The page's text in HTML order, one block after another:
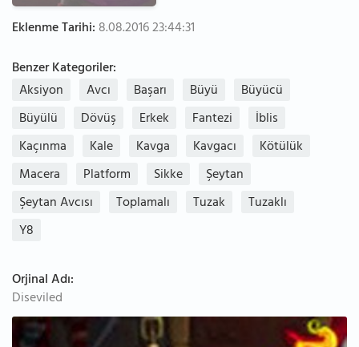
Eklenme Tarihi: 8.08.2016 23:44:31
Benzer Kategoriler:
Aksiyon
Avcı Başarı Büyü
Büyücü
Büyülü
Dövüş Erkek Fantezi
İblis
Kaçınma
Kale Kavga Kavgacı
Kötülük
Macera
Platform Sikke
Şeytan
Şeytan Avcısı
Toplamalı Tuzak
Tuzaklı
Y8
Orjinal Adı:
Diseviled